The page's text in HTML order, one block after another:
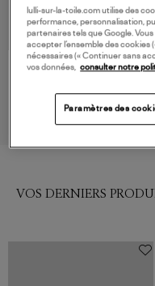
JEROME DREYFUSS
Free Style
VOS DERNIERS
lulli-sur-la-toile.com utilise des
performance, personnalisation,
partenaires tels que Google.
accepter l’ensemble des cookies
nécessaires (« Continuer sans
vos données, consulter notre
Paramètres des